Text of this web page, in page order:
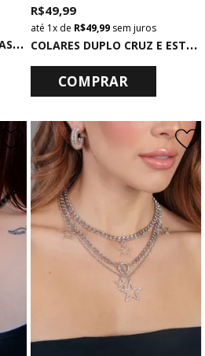
B
RINCO TRIO MAXI ARGOLAS PRATA C
OLARES DUPLO CRUZ E ESTRELA
R$ 49,99
1xde R$ 49,99sem juros
COMPRAR